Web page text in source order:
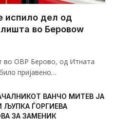
испило дел од
во Беровоw
во ОВР Берово, од Итната
пријавено…
ВАНЧО МИТЕВ ЈА
ЉУПКА ЃОРГИЕВА
ЗА ЗАМЕНИК